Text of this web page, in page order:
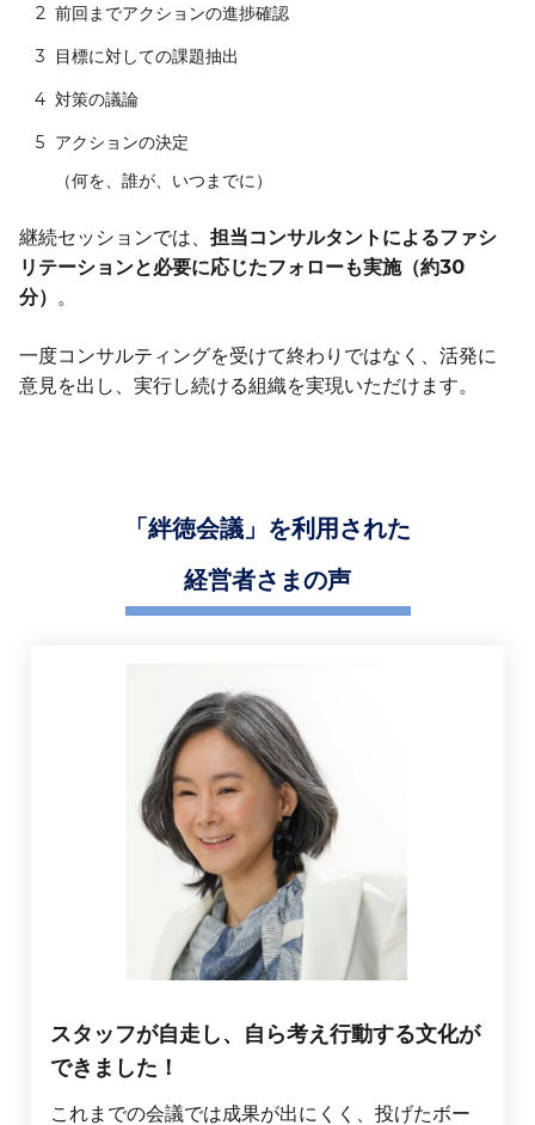
2 前回までアクションの進捗確認
3
目標に対しての課題抽出
4 対策の議論
5 アクションの決定
（何を、誰が、いつまでに）
継続セッションでは、 担当コンサルタントによるファシ
リテーションと必要に応じたフォローも実施（約30
分） 。
一度コンサルティングを受けて終わりではなく、活発に
意見を出し、実行し続ける組織を実現いただけます。
「絆徳会議」を利用された
経営者さまの声
スタッフが自走し、自ら考え行動する文化が
できました！
これまでの会議では成果が出にくく、投げたボー